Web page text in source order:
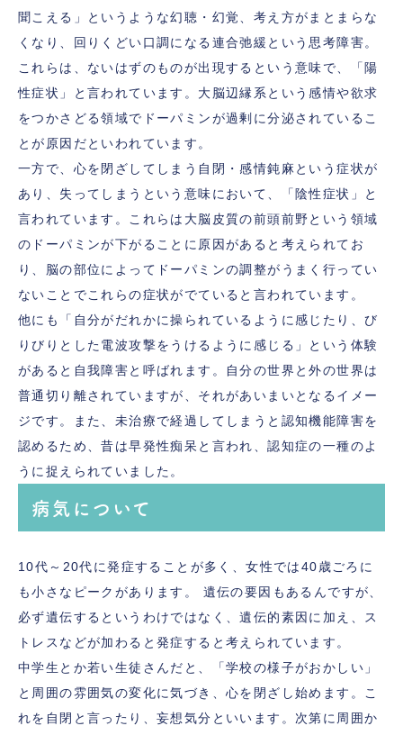
聞こえる」というような幻聴・幻覚、考え方がまとまらな
くなり、回りくどい口調になる連合弛緩という思考障害。
これらは、ないはずのものが出現するという意味で、「陽
性症状」と言われています。大脳辺縁系という感情や欲求
をつかさどる領域でドーパミンが過剰に分泌されているこ
とが原因だといわれています。
一方で、心を閉ざしてしまう自閉・感情鈍麻という症状が
あり、失ってしまうという意味において、「陰性症状」と
言われています。これらは大脳皮質の前頭前野という領域
のドーパミンが下がることに原因があると考えられてお
り、脳の部位によってドーパミンの調整がうまく行ってい
ないことでこれらの症状がでていると言われています。
他にも「自分がだれかに操られているように感じたり、び
りびりとした電波攻撃をうけるように感じる」という体験
があると自我障害と呼ばれます。自分の世界と外の世界は
普通切り離されていますが、それがあいまいとなるイメー
ジです。また、未治療で経過してしまうと認知機能障害を
認めるため、昔は早発性痴呆と言われ、認知症の一種のよ
うに捉えられていました。
病気について
10代～20代に発症することが多く、女性では40歳ごろに
も小さなピークがあります。 遺伝の要因もあるんですが、
必ず遺伝するというわけではなく、遺伝的素因に加え、ス
トレスなどが加わると発症すると考えられています。
中学生とか若い生徒さんだと、「学校の様子がおかしい」
と周囲の雰囲気の変化に気づき、心を閉ざし始めます。こ
れを自閉と言ったり、妄想気分といいます。次第に周囲か